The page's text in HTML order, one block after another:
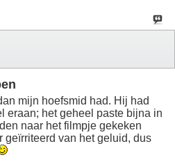
mijn hoefsmid had. Hij had
eraan; het geheel paste bijna in
naar het filmpje gekeken
geïrriteerd van het geluid, dus